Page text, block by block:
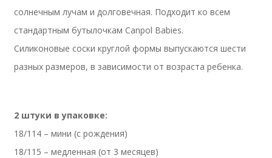
солнечным лучам и долговечная. Подходит ко всем
стандартным бутылочкам Canpol Babies.
Силиконовые соски круглой формы выпускаются шести
разных размеров, в зависимости от возраста ребенка.
2 штуки в упаковке:
18/114 – мини (с рождения)
18/115 – медленная (от 3 месяцев)